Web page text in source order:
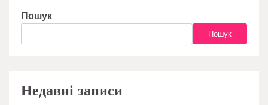
Пошук
Пошук
Недавні записи